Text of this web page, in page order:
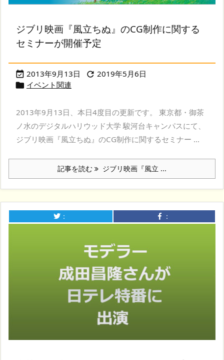
ジブリ映画『風立ちぬ』のCG制作に関する
セミナーが開催予定
 2013年9月13日  2019年5月6日
 イベント関連
2013年9月13日、本日4度目の更新です。 東京都・御茶
ノ水のデジタルハリウッド大学 駿河台キャンパスにて、
ジブリ映画『風立ちぬ』のCG制作に関するセミナー ...
記事を読む ジブリ映画『風立 ...
： ：